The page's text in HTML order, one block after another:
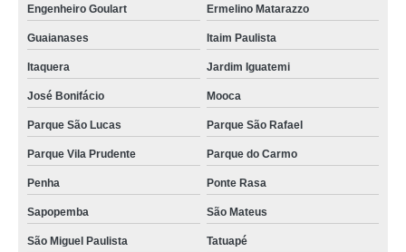
Engenheiro Goulart Ermelino Matarazzo
Guaianases Itaim Paulista
Itaquera Jardim Iguatemi
José Bonifácio Mooca
Parque São Lucas Parque São Rafael
Parque Vila Prudente Parque do Carmo
Penha Ponte Rasa
Sapopemba São Mateus
São Miguel Paulista Tatuapé